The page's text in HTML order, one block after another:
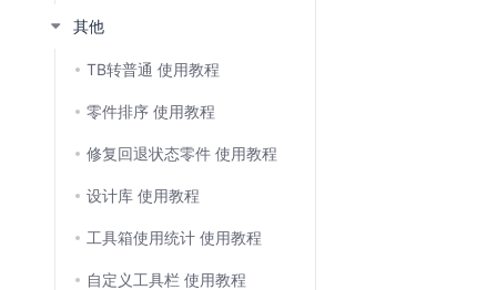
其他
TB转普通 使用教程
零件排序 使用教程
修复回退状态零件 使用教程
设计库 使用教程
工具箱使用统计 使用教程
自定义工具栏 使用教程